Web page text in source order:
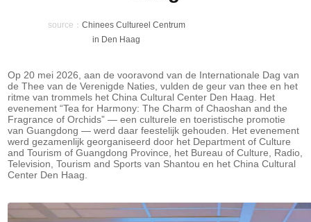
source： Chinees Cultureel Centrum
in Den Haag
Op 20 mei 2026, aan de vooravond van de Internationale Dag van
de Thee van de Verenigde Naties, vulden de geur van thee en het
ritme van trommels het China Cultural Center Den Haag. Het
evenement “Tea for Harmony: The Charm of Chaoshan and the
Fragrance of Orchids” — een culturele en toeristische promotie
van Guangdong — werd daar feestelijk gehouden. Het evenement
werd gezamenlijk georganiseerd door het Department of Culture
and Tourism of Guangdong Province, het Bureau of Culture, Radio,
Television, Tourism and Sports van Shantou en het China Cultural
Center Den Haag.